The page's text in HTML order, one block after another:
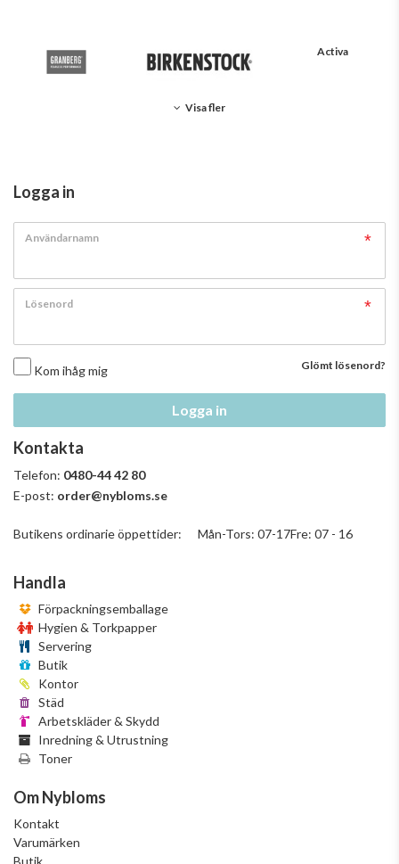
Activa
Visa fler
Logga in
Användarnamn
Lösenord
Kom ihåg mig Glömt lösenord?
Logga in
Kontakta
Telefon: 0480-44 42 80
E-post: order@nybloms.se
Butikens ordinarie öppettider: Mån-Tors: 07-17Fre: 07 - 16
Handla
Förpackningsemballage
Hygien & Torkpapper
Servering
Butik
Kontor
Städ
Arbetskläder & Skydd
Inredning & Utrustning
Toner
Om Nybloms
Kontakt
Varumärken